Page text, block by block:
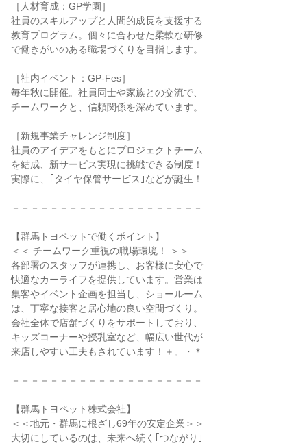
［人材育成：GP学園］
社員のスキルアップと人間的成長を支援する
教育プログラム。個々に合わせた柔軟な研修
で働きがいのある職場づくりを目指します。
［社内イベント：GP-Fes］
毎年秋に開催。社員同士や家族との交流で、
チームワークと、信頼関係を深めています。
［新規事業チャレンジ制度］
社員のアイデアをもとにプロジェクトチーム
を結成、新サービス実現に挑戦できる制度！
実際に、｢タイヤ保管サービス｣などが誕生！
－－－－－－－－－－－－－－－－－－－－
【群馬トヨペットで働くポイント】
＜＜ チームワーク重視の職場環境！ ＞＞
各部署のスタッフが連携し、お客様に安心で
快適なカーライフを提供しています。営業は
集客やイベント企画を担当し、ショールーム
は、丁寧な接客と居心地の良い空間づくり。
会社全体で店舗づくりをサポートしており、
キッズコーナーや授乳室など、幅広い世代が
来店しやすい工夫もされています！＋。・＊
－－－－－－－－－－－－－－－－－－－－
【群馬トヨペット株式会社】
＜＜地元・群馬に根ざし69年の安定企業＞＞
大切にしているのは、未来へ続く｢つながり｣